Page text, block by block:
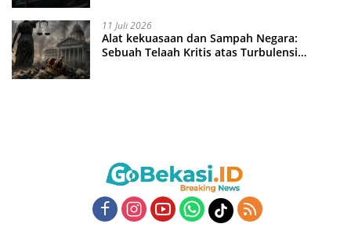
11 Juli 2026
Alat kekuasaan dan Sampah Negara:
Sebuah Telaah Kritis atas Turbulensi